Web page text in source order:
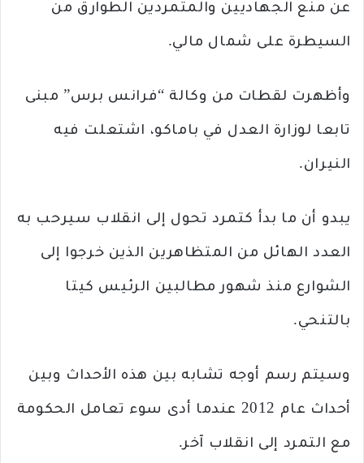
عن منع الجهاديين والمتمردين الطوارق من
السيطرة على شمال مالي.
وأظهرت لقطات من وكالة “فرانس برس” مبنى
تابعا لوزارة العدل في باماكو، اشتعلت فيه
النيران.
يبدو أن ما بدأ كتمرد تحول إلى انقلاب سيرحب به
العدد الهائل من المتظاهرين الذين خرجوا إلى
الشوارع منذ شهور مطالبين الرئيس كيتا
بالتنحي.
وسيتم رسم أوجه تشابه بين هذه الأحداث وبين
أحداث عام 2012 عندما أدى سوء تعامل الحكومة
مع التمرد إلى انقلاب آخر.